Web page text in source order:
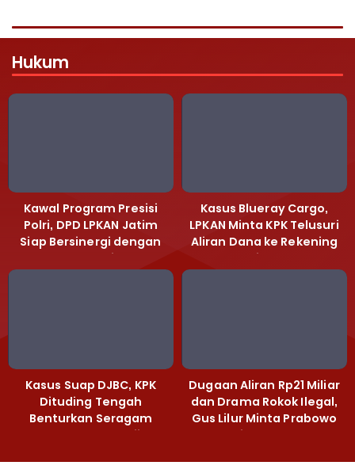
Hukum
Kawal Program Presisi
Polri, DPD LPKAN Jatim
Siap Bersinergi dengan
Polda Jatim
Kasus Blueray Cargo,
LPKAN Minta KPK Telusuri
Aliran Dana ke Rekening
Heri Black
Kasus Suap DJBC, KPK
Dituding Tengah
Benturkan Seragam
Cokelat dengan Hijau
Dugaan Aliran Rp21 Miliar
dan Drama Rokok Ilegal,
Gus Lilur Minta Prabowo
Bertindak Tegas